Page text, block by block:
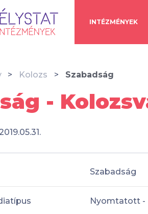
INTÉZMÉNYEK
Kolozs Szabadság
-
Szabadság
Nyomtatott -